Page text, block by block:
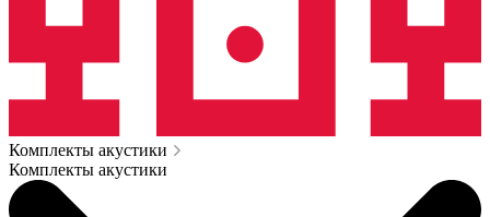
Комплекты акустики
Комплекты акустики